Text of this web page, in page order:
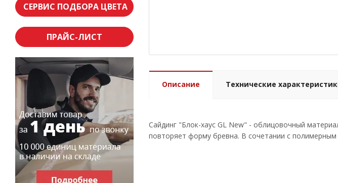
Описание Технические
Сайдинг "Блок-хаус GL New" - облицовочный
повторяет форму бревна. В сочетании с
СЕРВИС ПОДБОРА ЦВЕТА
ПРАЙС-ЛИСТ